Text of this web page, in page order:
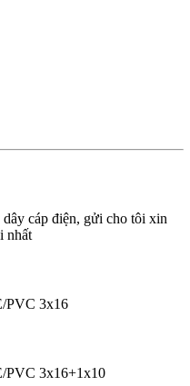
cáp điện, gửi cho tôi xin
nhất
PVC 3x16
PVC 3x16+1x10